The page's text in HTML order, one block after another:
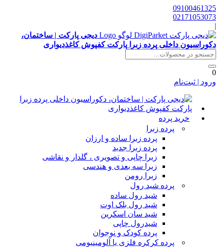
دیجی پارکت | ساختمان،
داخلی پرده زبرا پارکت کفپوش کاغذدیواری
| ثبت‌نام
خرید پرده
پرده زبرا
پرده زبرا ساده و ارزان
پرده زبرا جدید
زبرا چاپی و تصویری ، گلدار و نقاشی
زبرا سه بعدی و هندسی
زبرا رومن
پرده شید رول
شید رول ساده
شید رول بلک اوت
شید سان اسکرین
شیدرول چاپی
پرده کودک و نوجوان
پرده کرکره فلزی یا آلومینیومی